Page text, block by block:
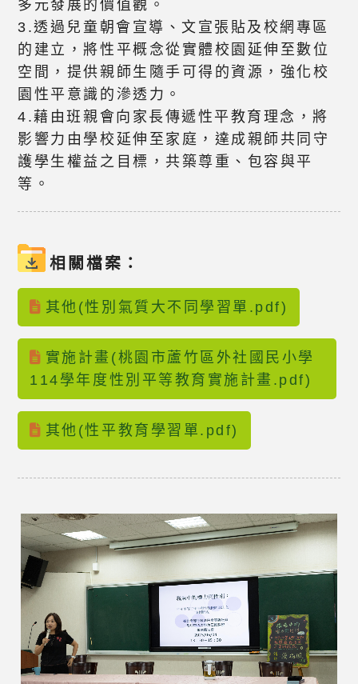
多元發展的價值觀。
3.透過兒童朝會宣導、文宣張貼及校網專區
的建立，將性平概念從實體校園延伸至數位
空間，提供親師生隨手可得的資源，強化校
園性平意識的滲透力。
4.藉由班親會向家長傳遞性平教育理念，將
影響力由學校延伸至家庭，達成親師共同守
護學生權益之目標，共築尊重、包容與平
等。
相關檔案：
其他(性別氣質大不同學習單.pdf)
實施計畫(桃園市蘆竹區外社國民小學
114學年度性別平等教育實施計畫.pdf)
其他(性平教育學習單.pdf)